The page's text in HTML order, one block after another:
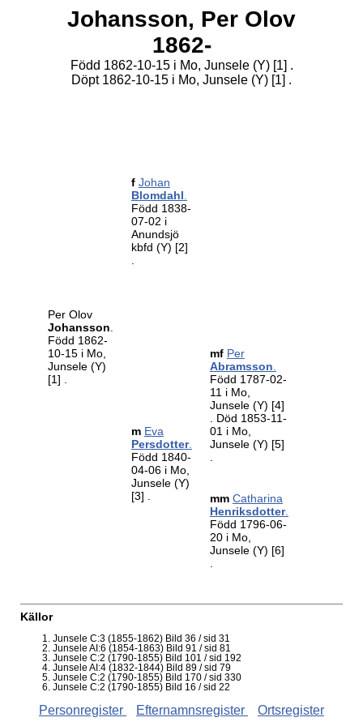
Johansson, Per Olov
1862-
Född 1862-10-15 i Mo, Junsele (Y) [1] .
Döpt 1862-10-15 i Mo, Junsele (Y) [1] .
Per Olov
Johansson
Född 1862-
10-15 i Mo,
Junsele (Y)
[1]
f Johan
Blomdahl
Född 1838-
07-02 i
Anundsjö
kbfd (Y) [2]
m Eva
Persdotter.
Född 1840-
04-06 i Mo,
Junsele (Y)
[3]
mf Per
Abramsson
Född 1787-02-
11 i Mo,
Junsele (Y) [4]
. Död 1853-11-
01 i Mo,
Junsele (Y) [5]
mm Catharina
Henriksdotter.
Född 1796-06-
20 i Mo,
Junsele (Y) [6]
Källor
Junsele C:3 (1855-1862) Bild 36 / sid 31
Junsele AI:6 (1854-1863) Bild 91 / sid 81
Junsele C:2 (1790-1855) Bild 101 / sid 192
Junsele AI:4 (1832-1844) Bild 89 / sid 79
Junsele C:2 (1790-1855) Bild 170 / sid 330
Junsele C:2 (1790-1855) Bild 16 / sid 22
Personregister Efternamnsregister Ortsregister